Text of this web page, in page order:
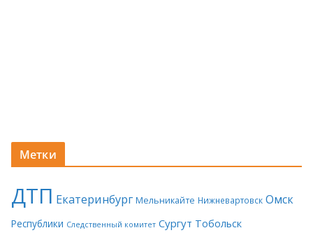
Метки
ДТП Екатеринбург Мельникайте Нижневартовск Омск
Республики Следственный комитет Сургут Тобольск